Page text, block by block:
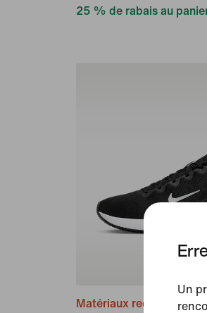
Un
25 % de rabais au
Matériaux recyclés